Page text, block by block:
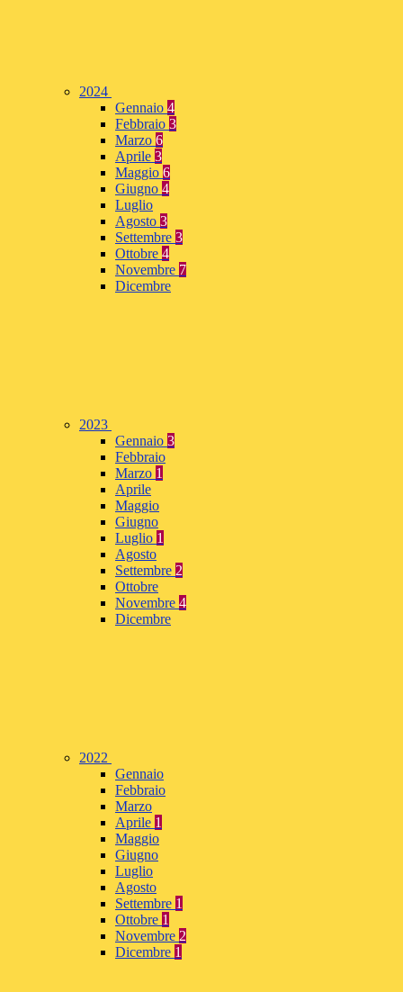
2024
Gennaio 4
Febbraio 3
Marzo 6
Aprile 3
Maggio 6
Giugno 4
Luglio
Agosto 3
Settembre 3
Ottobre 4
Novembre 7
Dicembre
2023
Gennaio 3
Febbraio
Marzo 1
Aprile
Maggio
Giugno
Luglio 1
Agosto
Settembre 2
Ottobre
Novembre 4
Dicembre
2022
Gennaio
Febbraio
Marzo
Aprile 1
Maggio
Giugno
Luglio
Agosto
Settembre 1
Ottobre 1
Novembre 2
Dicembre 1